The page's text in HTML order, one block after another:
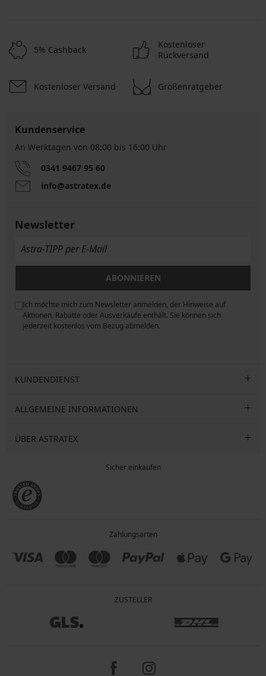
5% Cashback
Kostenloser
Rückversand
Kostenloser Versand Größenratgeber
Kundenservice
An Werktagen von 08:00 bis 16:00 Uhr
0341 9467 95 60
info@astratex.de
Newsletter
ABONNIEREN
Ich möchte mich zum Newsletter anmelden, der Hinweise auf
Aktionen, Rabatte oder Ausverkäufe enthält. Sie können sich
jederzeit kostenlos vom Bezug abmelden.
KUNDENDIENST
ALLGEMEINE INFORMATIONEN
ÜBER ASTRATEX
Sicher einkaufen
Zahlungsarten
ZUSTELLER